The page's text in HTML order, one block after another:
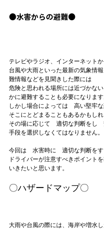
●水害からの避難●
テレビやラジオ、インターネットか
台風や大雨といった最新の気象情
難情報などを見聞きした際には
危険と思われる場所には近づかな
かに避難することも必要になります
しかし場合によっては　高い堅牢
そこにとどまることもあるかもしれ
その場に応じて　適切な判断をし
手段を選択しなくてはなりません。
今回は　水害時に　適切な判断を
ドライバーが注意すべきポイント
〇ハザードマップ〇
大雨や台風の際には、海岸や増水